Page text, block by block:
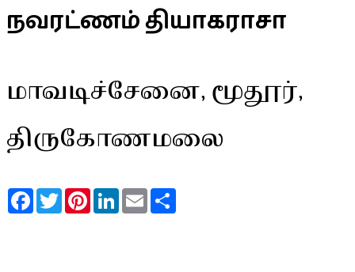
நவரட்ணம் தியாகராசா
மாவடிச்சேனை, மூதூர்,
திருகோணமலை
FacebookTwitterPinterestLinkedInEmail